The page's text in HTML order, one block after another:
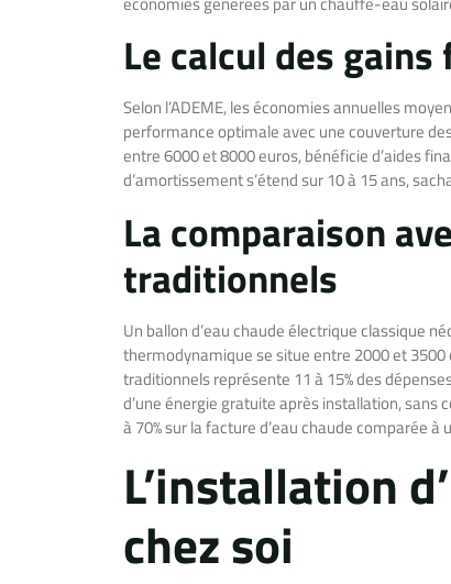
Le calcul des
Selon l’ADEME, les économies annuelles
performance optimale avec une couverture
entre 6000 et 8000 euros, bénéficie d’aides
d’amortissement s’étend sur 10 à 15 ans,
La comparaison
traditionnels
Un ballon d’eau chaude électrique classique
thermodynamique se situe entre 2000 et
traditionnels représente 11 à 15% des
d’une énergie gratuite après installation,
à 70% sur la facture d’eau chaude comparée
L’installation
chez soi